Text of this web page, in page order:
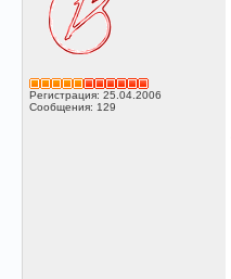
Регистрация: 25.04.2006
Сообщения: 129